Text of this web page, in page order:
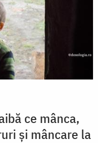
ce mânca,
și mâncare la